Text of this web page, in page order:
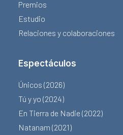
Premios
Estudio
Relaciones y colaboraciones
Espectáculos
Únicos (2026)
Tú y yo (2024)
En Tierra de Nadie (2022)
Natanam (2021)